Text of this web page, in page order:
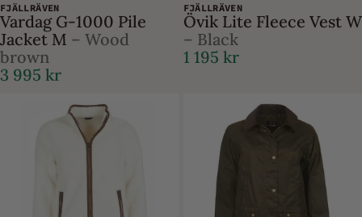
FJÄLLRÄVEN
Vardag G-1000 Pile
Jacket M – Wood
brown
3 995 kr
FJÄLLRÄVEN
Övik Lite Fleece Vest W
– Black
1 195 kr